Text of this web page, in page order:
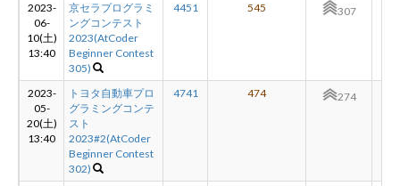
2023-
06-
10(土)
13:40
京セラプログラミ
ングコンテスト
2023(AtCoder
Beginner Contest
305)
4451 545 307
2023-
05-
20(土)
13:40
トヨタ自動車プロ
グラミングコンテ
スト
2023#2(AtCoder
Beginner Contest
302)
4741 474 274